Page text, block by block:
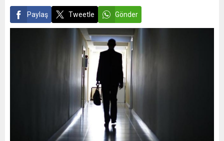
Paylaş Tweetle Gönder